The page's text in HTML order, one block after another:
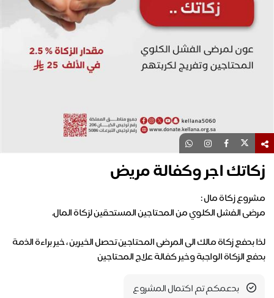
زكاتك اجر وكفالة مريض
لذا بدفع زكاة مالك الى المرضى المحتاجين تحصل الخيرين ، خير براءة الذمة
بدفع الزكاة الواجبة وخير كفالة علاج المحتاجين
بدعمكم تم اكتمال المشروع